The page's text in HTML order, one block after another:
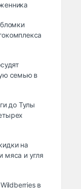
семью в
до Тулы
на
мяса и угля
в